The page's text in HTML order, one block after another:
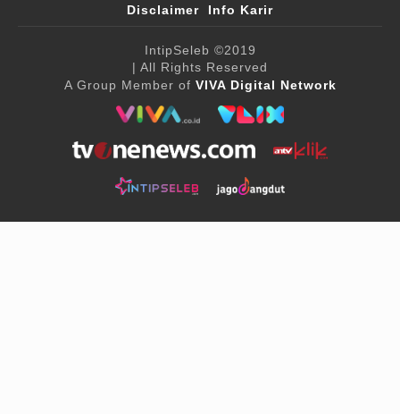
Disclaimer
Info Karir
IntipSeleb ©2019
| All Rights Reserved
A Group Member of VIVA Digital Network